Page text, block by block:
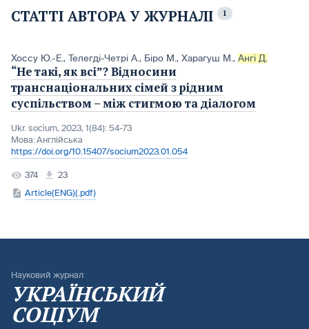
СТАТТІ АВТОРА У ЖУРНАЛІ 1
Хоссу Ю.-Е. , Телегді-Четрі А. , Біро M. , Харагуш М. , Ангі Д.
“Не такі, як всі”? Відносини
транснаціональних сімей з рідним
суспільством – між стигмою та діалогом
Ukr. socìum, 2023, 1(84): 54-73
Мова:Англійська
https://doi.org/10.15407/socium2023.01.054
374
23
Article(ENG)(.pdf)
Науковий журнал
УКРАЇНСЬКИЙ
СОЦІУМ